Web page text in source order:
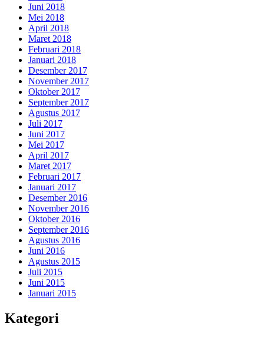
Juni 2018
Mei 2018
April 2018
Maret 2018
Februari 2018
Januari 2018
Desember 2017
November 2017
Oktober 2017
September 2017
Agustus 2017
Juli 2017
Juni 2017
Mei 2017
April 2017
Maret 2017
Februari 2017
Januari 2017
Desember 2016
November 2016
Oktober 2016
September 2016
Agustus 2016
Juni 2016
Agustus 2015
Juli 2015
Juni 2015
Januari 2015
Kategori